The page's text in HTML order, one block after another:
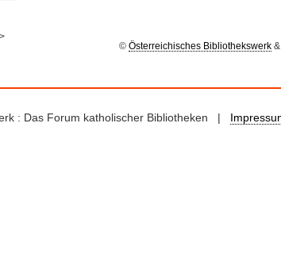
>
© Österreichisches Bibliothekswerk&
: Das Forum katholischer Bibliotheken |